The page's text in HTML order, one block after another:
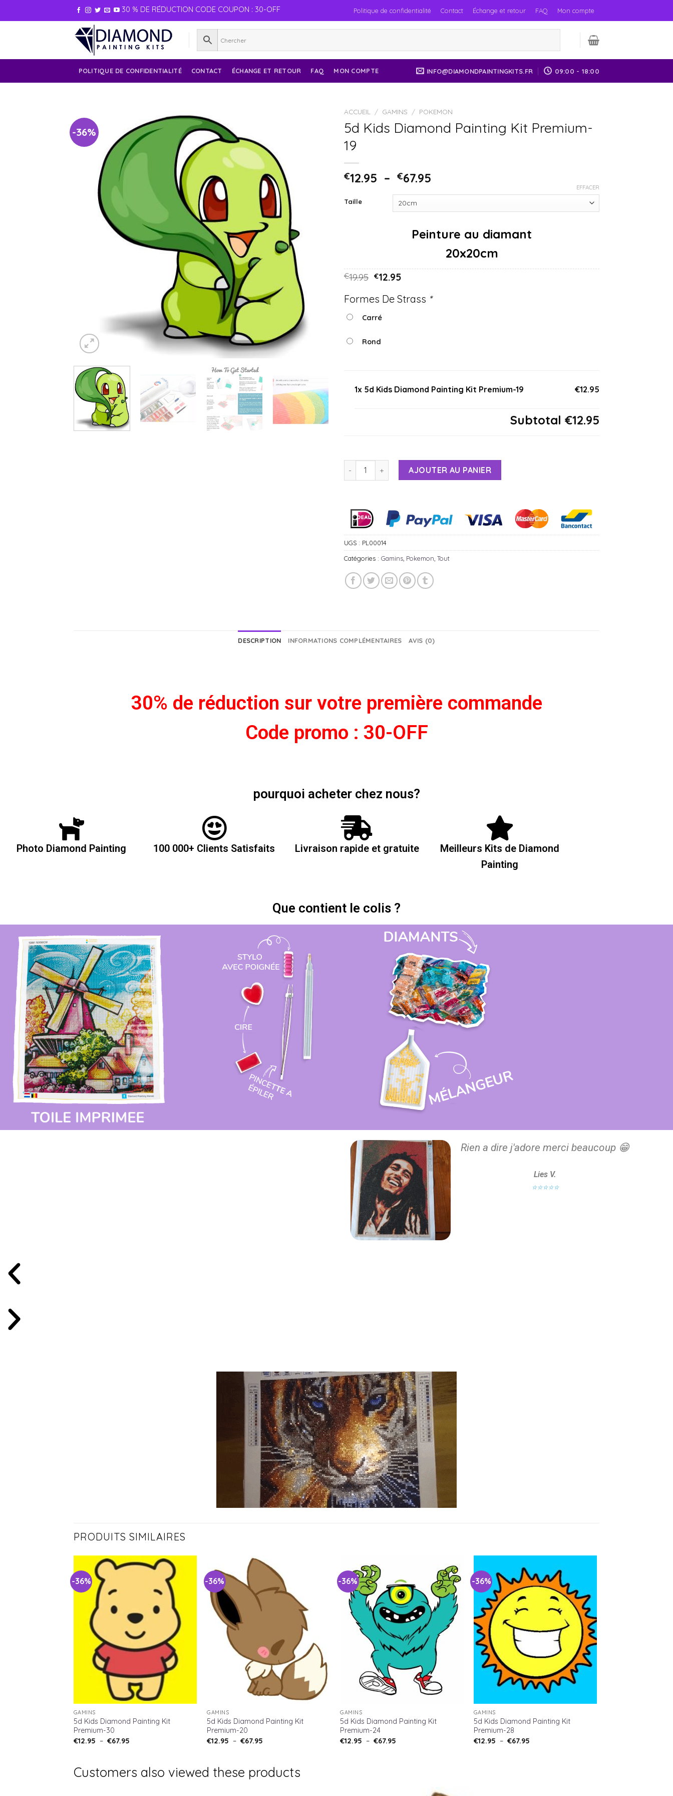
30 % DE RÉDUCTION CODE COUPON : 30-OFF Politique de confidentialité Contact Échange et retour FAQ Mon compte
POLITIQUE DE CONFIDENTIALITÉ CONTACT ÉCHANGE ET RETOUR FAQ MON COMPTE INFO@DIAMONDPAINTINGKITS.FR 09:00 - 18:00
-36%
ACCUEIL / GAMINS / POKEMON
5d Kids Diamond Painting Kit Premium-
19
€12.95 – €67.95
Taille
EFFACER
20x20cm
€19.95 €12.95
Formes De Strass *
Carré
Rond
1x 5d Kids Diamond Painting Kit Premium-19 €12.95
Subtotal €12.95
AJOUTER AU PANIER
UGS : PL00014
Catégories : Gamins Pokemon Tout
DESCRIPTION INFORMATIONS COMPLÉMENTAIRES AVIS (0)
30% de réduction sur votre première commande
Code promo : 30-OFF
pourquoi acheter chez nous?
Photo Diamond Painting 100 000+ Clients Satisfaits Livraison rapide et gratuite
Meilleurs Kits de Diamond
Painting
Que contient le colis ?
Rien a dire j'adore merci beaucoup 😁
Lies V.
⭐⭐⭐⭐⭐
PRODUITS SIMILAIRES
-36%
GAMINS
5d Kids Diamond Painting Kit
Premium-30
€12.95 – €67.95
-36%
GAMINS
5d Kids Diamond Painting Kit
Premium-20
€12.95 – €67.95
-36%
GAMINS
5d Kids Diamond Painting Kit
Premium-24
€12.95 – €67.95
-36%
GAMINS
5d Kids Diamond Painting Kit
Premium-28
€12.95 – €67.95
Customers also viewed these products